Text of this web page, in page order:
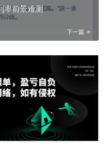
率前景难测
下一篇